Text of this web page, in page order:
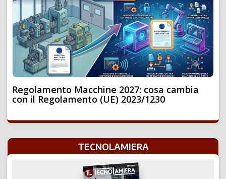
Regolamento Macchine 2027: cosa cambia
con il Regolamento (UE) 2023/1230
TECNOLAMIERA